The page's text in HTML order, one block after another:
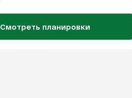
Смотреть планировки